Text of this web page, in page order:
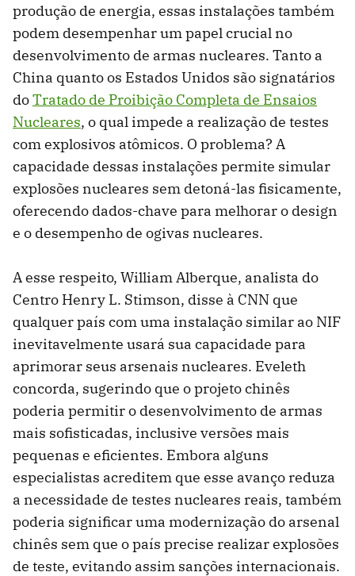
produção de energia, essas instalações também
podem desempenhar um papel crucial no
desenvolvimento de armas nucleares. Tanto a
China quanto os Estados Unidos são signatários
doTratado de Proibição Completa de Ensaios
Nucleares, o qual impede a realização de testes
com explosivos atômicos. O problema? A
capacidade dessas instalações permite simular
explosões nucleares sem detoná-las fisicamente,
oferecendo dados-chave para melhorar o design
e o desempenho de ogivas nucleares.
A esse respeito, William Alberque, analista do
Centro Henry L. Stimson, disse à CNN que
qualquer país com uma instalação similar ao NIF
inevitavelmente usará sua capacidade para
aprimorar seus arsenais nucleares. Eveleth
concorda, sugerindo que o projeto chinês
poderia permitir o desenvolvimento de armas
mais sofisticadas, inclusive versões mais
pequenas e eficientes. Embora alguns
especialistas acreditem que esse avanço reduza
a necessidade de testes nucleares reais, também
poderia significar uma modernização do arsenal
chinês sem que o país precise realizar explosões
de teste, evitando assim sanções internacionais.